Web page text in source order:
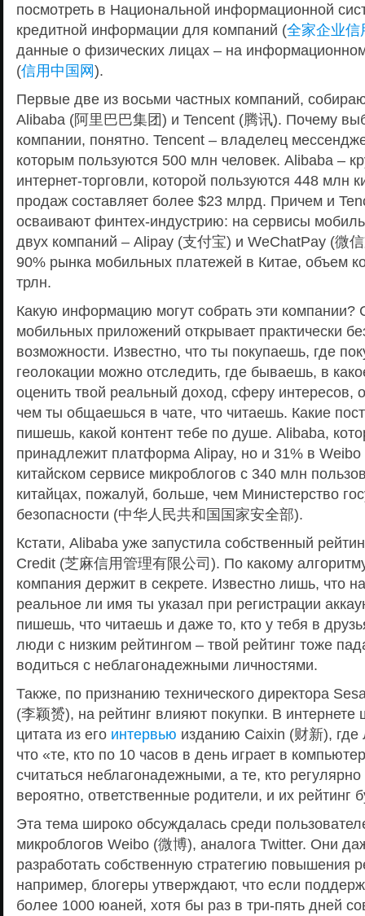
посмотреть в Национальной информационной
кредитной информации для компаний (全家企业信
данные о физических лицах – на
(信用中国网).
Первые две из восьми частных компаний,
Alibaba (阿里巴巴集团) и Tencent (腾讯). Почему
компании, понятно. Tencent – владелец
которым пользуются 500 млн человек. Alibaba –
интернет-торговли, которой пользуются 448 млн
продаж составляет более $23 млрд. Причем и
осваивают финтех-индустрию: на сервисы
двух компаний – Alipay (支付宝) и WeChatPay (微
90% рынка мобильных платежей в Китае, объем
трлн.
Какую информацию могут собрать эти
мобильных приложений открывает практически
возможности. Известно, что ты покупаешь, где
геолокации можно отследить, где бываешь, в
оценить твой реальный доход, сферу интересов,
чем ты общаешься в чате, что читаешь. Какие
пишешь, какой контент тебе по душе. Alibaba,
принадлежит платформа Alipay, но и 31% в
китайском сервисе микроблогов c 340 млн
китайцах, пожалуй, больше, чем Министерство
безопасности (中华人民共和国国家安全部).
Кстати, Alibaba уже запустила собственный
Credit (芝麻信用管理有限公司). По какому
компания держит в секрете. Известно лишь, что
реальное ли имя ты указал при регистрации
пишешь, что читаешь и даже то, кто у тебя в
люди с низким рейтингом – твой рейтинг тоже
водиться с неблагонадежными личностями.
Также, по признанию технического директора
(李颖赟), на рейтинг влияют покупки. В
цитата из его интервью изданию Caixin (财新),
что «те, кто по 10 часов в день играет в
считаться неблагонадежными, а те, кто регулярно
вероятно, ответственные родители, и их рейтинг
Эта тема широко обсуждалась среди
микроблогов Weibo (微博), аналога Twitter. Они
разработать собственную стратегию повышения
например, блогеры утверждают, что если
более 1000 юаней, хотя бы раз в три-пять дней